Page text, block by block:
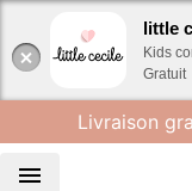
little
Kids
Gratuit
Livraison
